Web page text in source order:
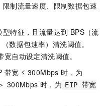
制流量速度、限制数据包速
特征，且流量达到 BPS（流
数据包速率）清洗阈值。
自动设定清洗阈值。
带宽 ≤ 300Mbps 时，为
300Mbps 时，为 EIP 带宽